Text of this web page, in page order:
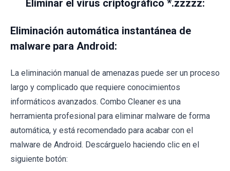
Eliminar el virus criptográfico *.zzzzz:
Eliminación automática instantánea de
malware para Android:
La eliminación manual de amenazas puede ser un proceso
largo y complicado que requiere conocimientos
informáticos avanzados. Combo Cleaner es una
herramienta profesional para eliminar malware de forma
automática, y está recomendado para acabar con el
malware de Android. Descárguelo haciendo clic en el
siguiente botón: